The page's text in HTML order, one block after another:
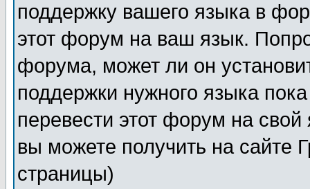
поддержку вашего языка в
этот форум на ваш язык.
форума, может ли он
поддержки нужного языка
перевести этот форум на
вы можете получить на сайте
страницы)